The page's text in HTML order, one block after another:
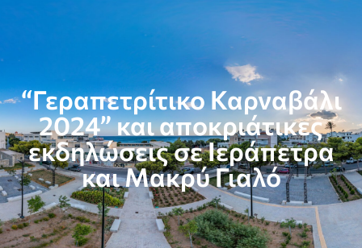
“Γεραπετρίτικο Καρναβάλι
2024” και αποκριάτικες
εκδηλώσεις σε Ιεράπετρα
και Μακρύ Γιαλό